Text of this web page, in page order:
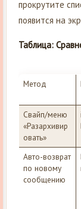
прокрутите
появится на
Таблица:
Метод
Свайп/меню
«Разархивир
овать»
Авто-возврат
по новому
сообщению